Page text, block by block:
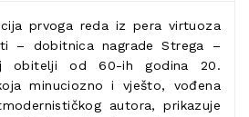
prvoga reda iz pera virtuoza
– dobitnica nagrade Strega –
obitelji od 60-ih godina 20.
minuciozno i vješto, vođena
autora, prikazuje